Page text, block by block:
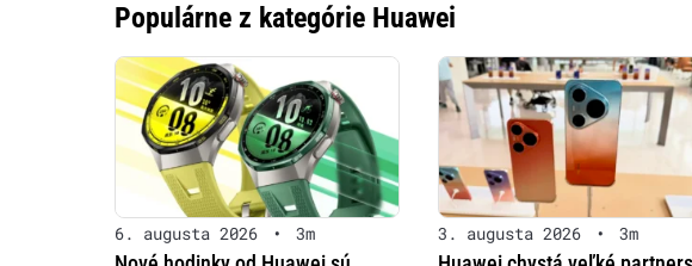
Populárne z kategórie Huawei
6. augusta 2026 • 3m 3. augusta 2026 • 3m